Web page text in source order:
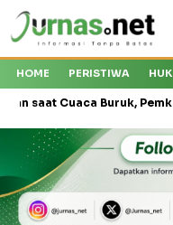
HOME PERISTIWA
Cuaca Buruk, Pemkab